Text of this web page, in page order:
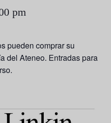
pm
pueden comprar su
del Ateneo. Entradas para